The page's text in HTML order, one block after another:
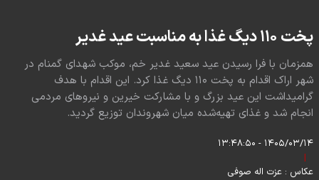
پخت ۱۱۰ دیگ غذا به مناسبت عید غدیر
همزمان با فرا رسیدن عید سعید غدیر خم، موکب شهدای گمنام در
شهر اراک اقدام به پخت ۱۱۰ دیگ غذا کرد. این اقدام با هدف
گرامیداشت این عید بزرگ و با مشارکت خیرین و نیروهای مردمی
انجام شد و غذای تهیه‌شده میان شهروندان توزیع گردید.
عکاس : عزت اله صوفی
|
۱۴۰۵/۰۳/۱۴ - ۱۳:۴۸:۵۰